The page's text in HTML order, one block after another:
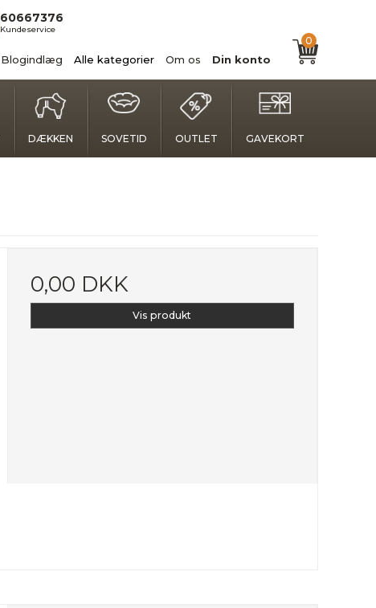
60667376
Kundeservice
Blogindlæg Alle kategorier Om os Din konto
0
DÆKKEN SOVETID OUTLET GAVEKORT
0,00 DKK
Vis produkt